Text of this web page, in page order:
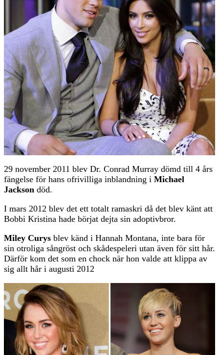
29 november 2011 blev Dr. Conrad Murray dömd till 4 års
fängelse för hans ofrivilliga inblandning i Michael
Jackson död.
I mars 2012 blev det ett totalt ramaskri då det blev känt att
Bobbi Kristina hade börjat dejta sin adoptivbror.
Miley Curys blev känd i Hannah Montana, inte bara för
sin otroliga sångröst och skådespeleri utan även för sitt hår.
Därför kom det som en chock när hon valde att klippa av
sig allt hår i augusti 2012